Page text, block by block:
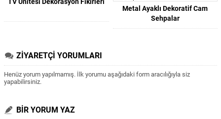
Metal Ayaklı Dekoratif Cam
Sehpalar
ZİYARETÇİ YORUMLARI
Henüz yorum yapılmamış. İlk yorumu aşağıdaki form aracılığıyla siz
yapabilirsiniz.
BİR YORUM YAZ